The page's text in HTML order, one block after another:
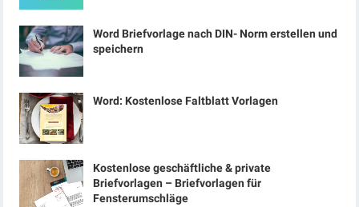
Word Briefvorlage nach DIN- Norm erstellen und
speichern
Word: Kostenlose Faltblatt Vorlagen
Kostenlose geschäftliche & private
Briefvorlagen – Briefvorlagen für
Fensterumschläge